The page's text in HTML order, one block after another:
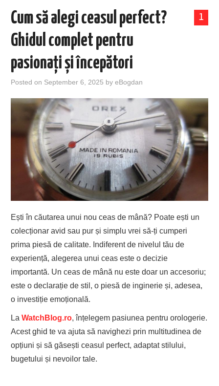
1
Cum să alegi ceasul perfect?
Ghidul complet pentru
pasionați și începători
Posted on September 6, 2025 byeBogdan
Ești în căutarea unui nou ceas de mână? Poate ești un
colecționar avid sau pur și simplu vrei să-ți cumperi
prima piesă de calitate. Indiferent de nivelul tău de
experiență, alegerea unui ceas este o decizie
importantă. Un ceas de mână nu este doar un accesoriu;
este o declarație de stil, o piesă de inginerie și, adesea,
o investiție emoțională.
LaWatchBlog.ro, înțelegem pasiunea pentru orologerie.
Acest ghid te va ajuta să navighezi prin multitudinea de
opțiuni și să găsești ceasul perfect, adaptat stilului,
bugetului și nevoilor tale.